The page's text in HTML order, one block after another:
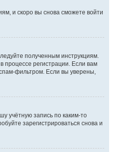
и скоро вы снова сможете войти
полученным инструкциям.
процессе регистрации. Если вам
фильтром. Если вы уверены,
учётную запись по каким-то
зарегистрироваться снова и